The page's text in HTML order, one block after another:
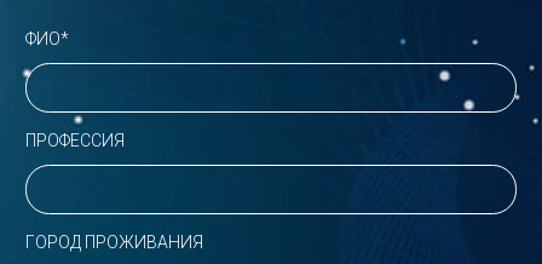
ФИО*
ПРОФЕССИЯ
ГОРОД ПРОЖИВАНИЯ